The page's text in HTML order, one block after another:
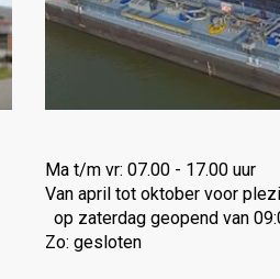
Ma t/m vr: 07.00 - 17.00 uur
Van april tot oktober voor
op zaterdag geopend van
Zo: gesloten